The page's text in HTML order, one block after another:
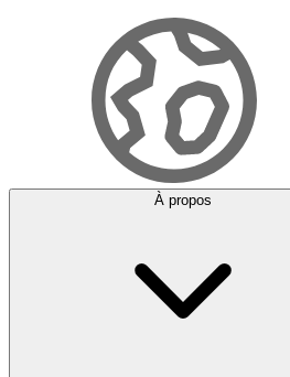
À propos